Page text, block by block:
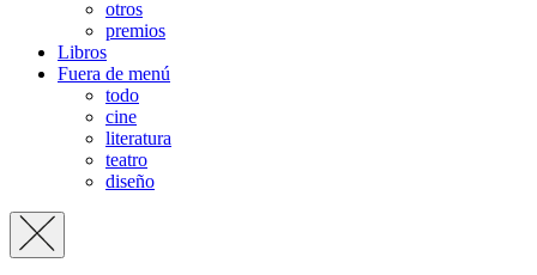
otros
premios
Libros
Fuera de menú
todo
cine
literatura
teatro
diseño